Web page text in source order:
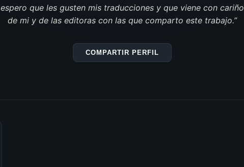
espero que les gusten mis traducciones y que viene con cariño
de mi y de las editoras con las que comparto este trabajo.”
COMPARTIR PERFIL